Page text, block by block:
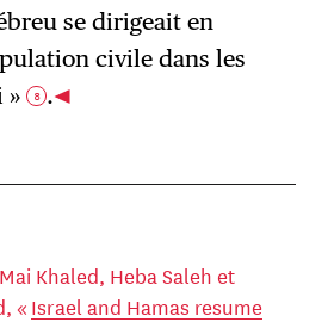
se dirigeait en
civile dans les
» 8 .
Khaled, Heba Saleh et
« Israel and Hamas resume